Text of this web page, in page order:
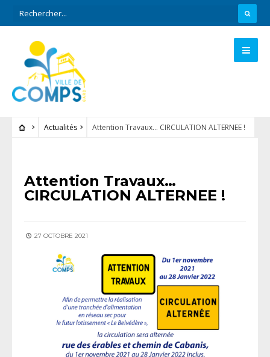
Actualités Attention Travaux… CIRCULATION ALTERNEE !
Attention Travaux…
CIRCULATION ALTERNEE !
27 OCTOBRE 2021